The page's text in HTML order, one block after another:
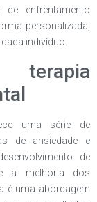
enfrentamento
personalizada,
indivíduo.
uma série de
de ansiedade e
de
e a melhoria dos
é uma abordagem